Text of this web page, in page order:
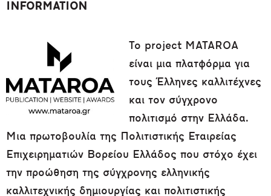
INFORMATION
Το project MATAROA
είναι μια πλατφόρμα για
τους Έλληνες καλλιτέχνες
και τον σύγχρονο
πολιτισμό στην Ελλάδα.
Μια πρωτοβουλία της Πολιτιστικής Εταιρείας
Επιχειρηματιών Βορείου Ελλάδος που στόχο έχει
την προώθηση της σύγχρονης ελληνικής
καλλιτεχνικής δημιουργίας και πολιτιστικής